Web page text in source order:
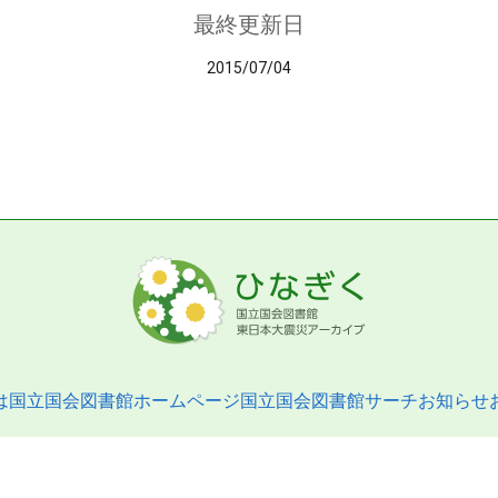
最終更新日
2015/07/04
国立国会図書館ホームページ国立国会図書館サーチお知らせ